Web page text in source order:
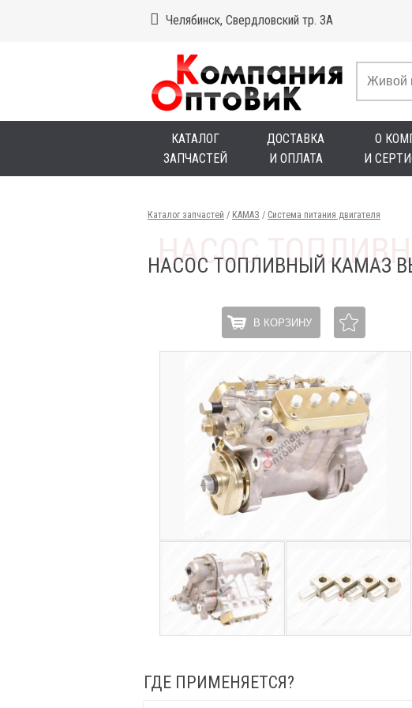
Челябинск, Свердловский тр. 3А
КАТАЛОГ
ЗАПЧАСТЕЙ
ДОСТАВКА
И ОПЛАТА
О
И
Каталог запчастей / КАМАЗ / Система питания двигателя
НАСОС ТОПЛИВНЫЙ КАМАЗ
В КОРЗИНУ
ГДЕ ПРИМЕНЯЕТСЯ?